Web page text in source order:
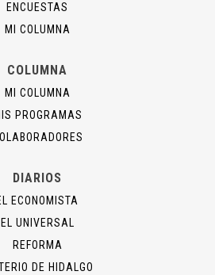
ENCUESTAS
MI COLUMNA
COLUMNA
MI COLUMNA
PROGRAMAS
DIARIOS
ECONOMISTA
EL UNIVERSAL
REFORMA
DE HIDALGO